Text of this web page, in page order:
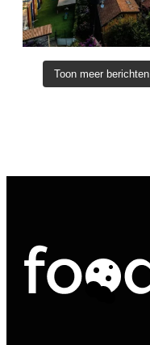
Toon meer berichten